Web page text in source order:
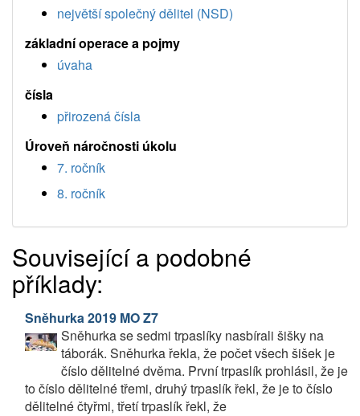
největší společný dělitel (NSD)
základní operace a pojmy
úvaha
čísla
přirozená čísla
Úroveň náročnosti úkolu
7. ročník
8. ročník
Související a podobné
příklady:
Sněhurka 2019 MO Z7
Sněhurka se sedmi trpaslíky nasbírali šišky na
táborák. Sněhurka řekla, že počet všech šišek je
číslo dělitelné dvěma. První trpaslík prohlásil, že je
to číslo dělitelné třemi, druhý trpaslík řekl, že je to číslo
dělitelné čtyřmi, třetí trpaslík řekl, že